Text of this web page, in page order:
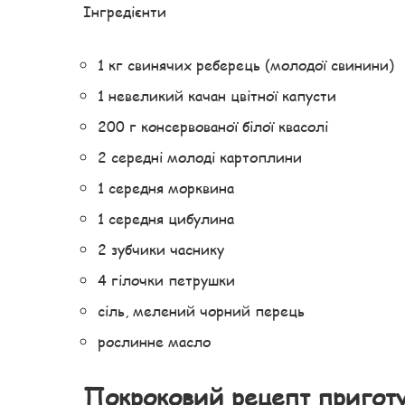
Інгредієнти
1 кг свинячих реберець (молодої свинини)
1 невеликий качан цвітної капусти
200 г консервованої білої квасолі
2 середні молоді картоплини
1 середня морквина
1 середня цибулина
2 зубчики часнику
4 гілочки петрушки
сіль, мелений чорний перець
рослинне масло
Покроковий рецепт